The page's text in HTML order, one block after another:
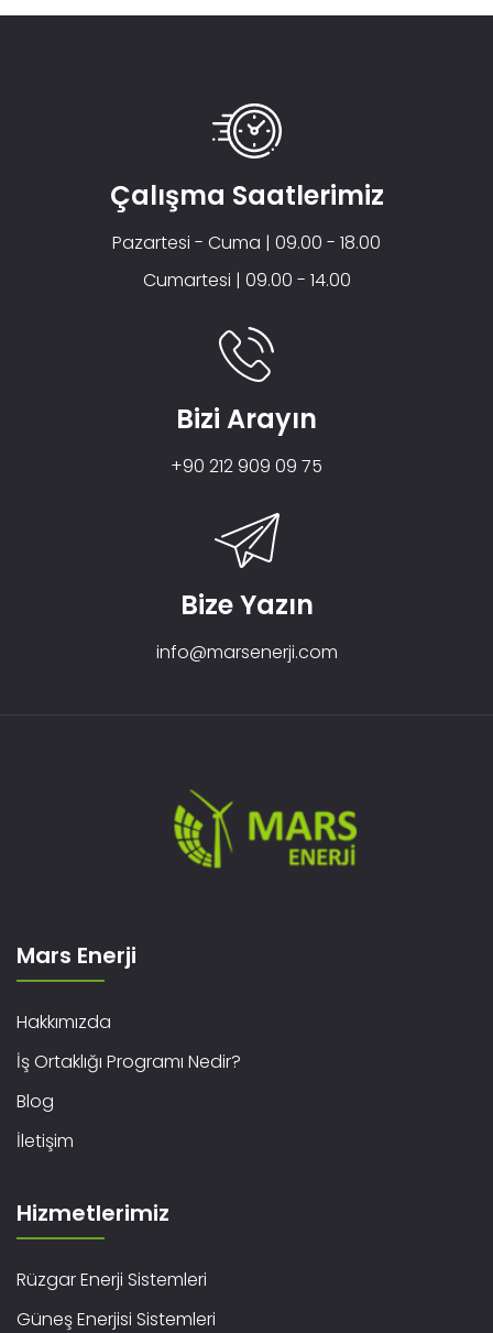
Çalışma Saatlerimiz
Pazartesi - Cuma | 09.00 - 18.00
Cumartesi | 09.00 - 14.00
Bizi Arayın
+90 212 909 09 75
Bize Yazın
info@marsenerji.com
Mars Enerji
Hakkımızda
İş Ortaklığı Programı Nedir?
Blog
İletişim
Hizmetlerimiz
Rüzgar Enerji Sistemleri
Güneş Enerjisi Sistemleri